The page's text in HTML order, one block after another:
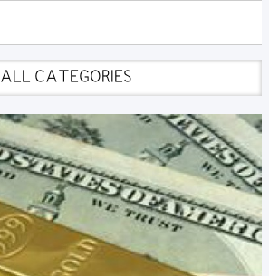
ALL CATEGORIES